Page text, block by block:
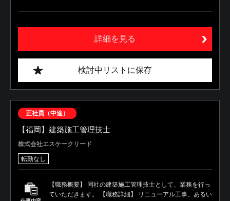
詳細を見る
検討中リストに保存
正社員（中途）
【福岡】建築施工管理技士
株式会社エスケークリード
転勤なし
【職務概要】 同社の建築施工管理技士として、業務を行っ
ていただきます。 【職務詳細】 リニューアル工事、あるい